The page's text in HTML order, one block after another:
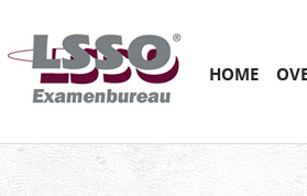
Main menu
SKIP
HOME